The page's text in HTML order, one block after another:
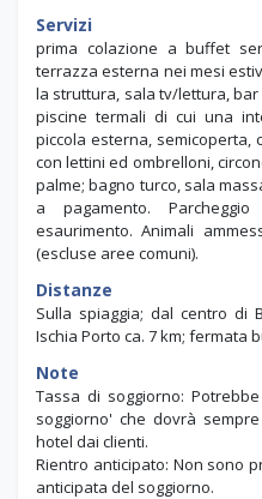
Servizi
prima colazione a buffet
terrazza esterna nei mesi
la struttura, sala tv/lettura,
piscine termali di cui una
piccola esterna, semicoperta,
con lettini ed ombrelloni,
palme; bagno turco, sala
a pagamento.
esaurimento. Animali
(escluse aree comuni).
Distanze
Sulla spiaggia; dal centro di
Ischia Porto ca. 7 km; fermata
Note
Tassa di soggiorno:
soggiorno' che dovrà
hotel dai clienti.
Rientro anticipato: Non sono
anticipata del soggiorno.